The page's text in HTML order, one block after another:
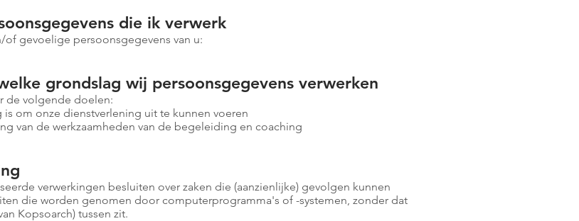
die ik verwerk
gevoelige persoonsgegevens van u:
grondslag wij persoonsgegevens verwerken
de volgende doelen:
om onze dienstverlening uit te kunnen voeren
van de werkzaamheden van de begeleiding en coaching
verwerkingen besluiten over zaken die (aanzienlijke) gevolgen kunnen
die worden genomen door computerprogramma's of -systemen, zonder dat
Kopsoarch) tussen zit.